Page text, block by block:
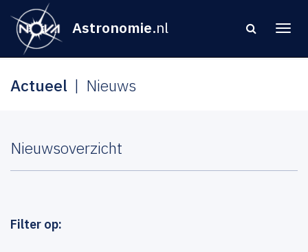
Astronomie.nl
Actueel Nieuws
Nieuwsoverzicht
Filter op: